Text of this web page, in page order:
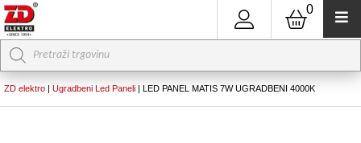
0
Products
search
ZD elektro | Ugradbeni Led Paneli | LED PANEL MATIS 7W UGRADBENI 4000K